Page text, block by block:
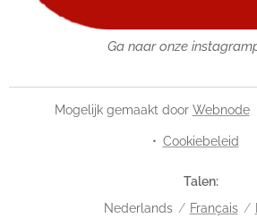
Ga naar onze
Mogelijk gemaakt door Webnode
Cookiebeleid
Talen
Nederlands
Français